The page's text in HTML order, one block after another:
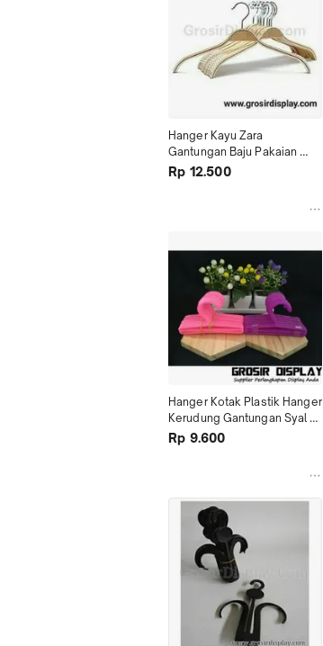
Hanger Kayu Zara
Gantungan Baju Pakaian
Dewasa Premium Anti Selip
Rp 12.500
Hanger Kotak Plastik Hanger
Kerudung Gantungan Syal
Hijab PROMO Warna
Rp 9.600